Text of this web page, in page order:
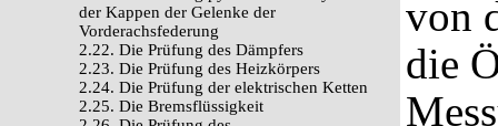
der Kappen der Gelenke der
Vorderachsfederung
2.22. Die Prüfung des Dämpfers
2.23. Die Prüfung des Heizkörpers
2.24. Die Prüfung der elektrischen Ketten
2.25. Die Bremsflüssigkeit
von
die